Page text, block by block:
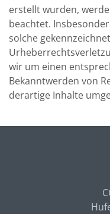
erstellt wurden,
beachtet.
solche
wir um einen
Bekanntwerden von
derartige Inhalte